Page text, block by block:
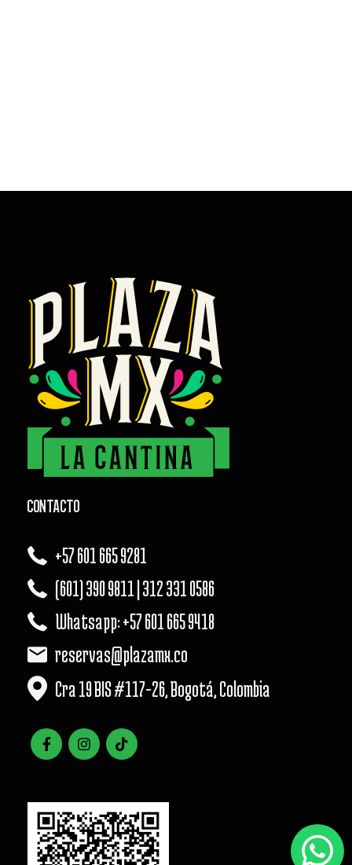
CONTACTO
+57 601 665 9281
(601) 390 9811 | 312 331 0586
Whatsapp: +57 601 665 9418
reservas@plazamx.co
Cra 19 BIS #117-26, Bogotá, Colombia